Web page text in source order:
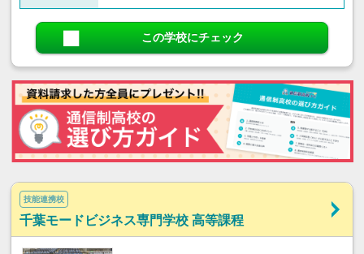
この学校にチェック
技能連携校
千葉モードビジネス専門学校 高等課程